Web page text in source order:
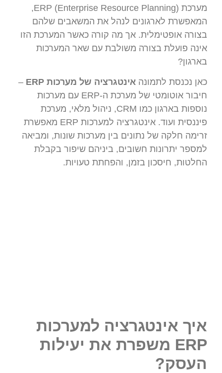
מערכת ERP (Enterprise Resource Planning),
המאפשרת לארגונים לנהל את המשאבים שלהם
בצורה אופטימלית. אך מה קורה כאשר המערכת הזו
אינה פועלת בצורה משולבת עם שאר המערכות
בארגון?
כאן נכנסת לתמונה אינטגרציה של מערכות ERP
–
חיבור אוטומטי של מערכת ה-ERP עם מערכות
נוספות בארגון כמו CRM, ניהול מלאי, מערכת
פיננסית ועוד. אינטגרציה למערכות ERP מאפשרת
זרימה חלקה של נתונים בין מערכות שונות, ומביאה
למספר יתרונות חשובים, ביניהם שיפור בקבלת
החלטות, חיסכון בזמן, והפחתת טעויות.
איך אינטגרציה למערכות
ERP משפרת את יעילות
העסק?